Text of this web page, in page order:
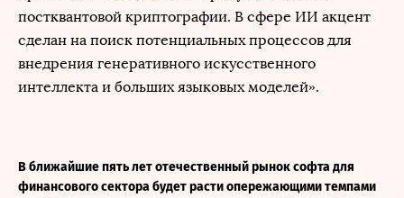
постквантовой криптографии. В сфере ИИ акцент
сделан на поиск потенциальных процессов для
внедрения генеративного искусственного
интеллекта и больших языковых моделей».
В ближайшие пять лет отечественный рынок софта для
финансового сектора будет расти опережающими темпами